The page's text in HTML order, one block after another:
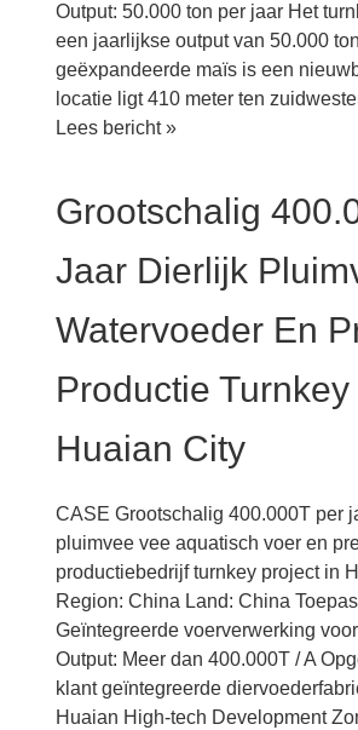
Output: 50.000 ton per jaar Het
een jaarlijkse output van 50.000
geëxpandeerde maïs is een
locatie ligt 410 meter ten
Turnkey
productiecapaciteit
jaar
diervoeder
in
Lees bericht »
Grootschalig
Jaar Dierlijk
Watervoeder En
Productie
Huaian City
CASE Grootschalig 400.000T per
pluimvee vee aquatisch voer en
productiebedrijf turnkey project in
Region: China Land: China
Geïntegreerde voerverwerking
Output: Meer dan 400.000T / A
klant geïntegreerde
Huaian High-tech Development